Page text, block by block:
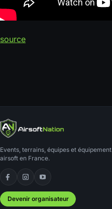
source
Events, terrains, équipes et équipement
airsoft en France.
Facebook
Instagram
YouTube
Devenir organisateur